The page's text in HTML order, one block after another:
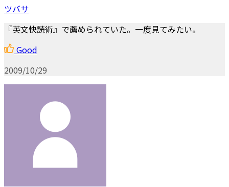
ツバサ
『英文快読術』で薦められていた。一度見てみたい。
Good
2009/10/29